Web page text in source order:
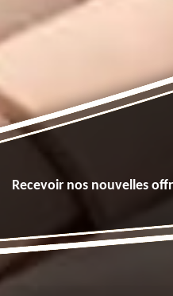
Recevoir nos nouvelles